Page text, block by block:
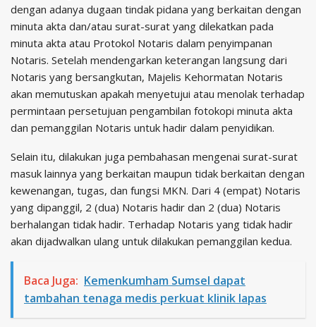
dengan adanya dugaan tindak pidana yang berkaitan dengan
minuta akta dan/atau surat-surat yang dilekatkan pada
minuta akta atau Protokol Notaris dalam penyimpanan
Notaris. Setelah mendengarkan keterangan langsung dari
Notaris yang bersangkutan, Majelis Kehormatan Notaris
akan memutuskan apakah menyetujui atau menolak terhadap
permintaan persetujuan pengambilan fotokopi minuta akta
dan pemanggilan Notaris untuk hadir dalam penyidikan.
Selain itu, dilakukan juga pembahasan mengenai surat-surat
masuk lainnya yang berkaitan maupun tidak berkaitan dengan
kewenangan, tugas, dan fungsi MKN. Dari 4 (empat) Notaris
yang dipanggil, 2 (dua) Notaris hadir dan 2 (dua) Notaris
berhalangan tidak hadir. Terhadap Notaris yang tidak hadir
akan dijadwalkan ulang untuk dilakukan pemanggilan kedua.
Baca Juga: Kemenkumham Sumsel dapat
tambahan tenaga medis perkuat klinik lapas